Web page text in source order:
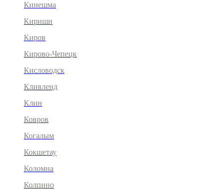
Кинешма
Кириши
Киров
Кирово-Чепецк
Кисловодск
Кливленд
Клин
Ковров
Когалым
Кокшетау
Коломна
Колпино